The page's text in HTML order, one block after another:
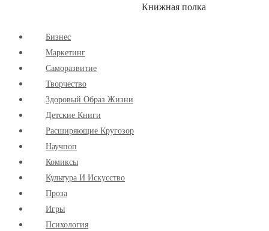
Книжная полка
Бизнес
Маркетинг
Cаморазвитие
Творчество
Здоровый Образ Жизни
Детские Книги
Расширяющие Кругозор
Научпоп
Комиксы
Культура И Искусство
Проза
Игры
Психология